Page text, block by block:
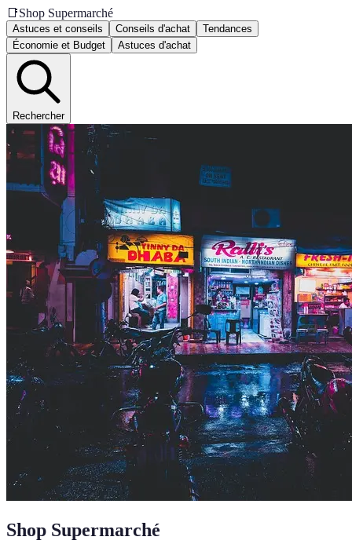
📑Shop Supermarché
Astuces et conseils Conseils d'achat
Tendances
Économie et Budget
Astuces d'achat
Rechercher
Shop Supermarché